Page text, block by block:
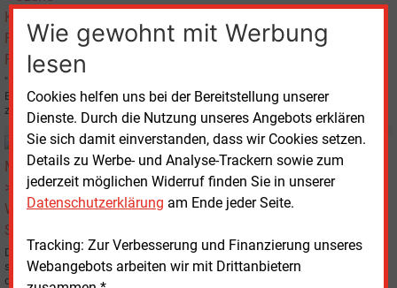
Wie gewohnt mit Werbung
lesen
Cookies helfen uns bei der Bereitstellung unserer
Dienste. Durch die Nutzung unseres Angebots erklären
Sie sich damit einverstanden, dass wir Cookies setzen.
Details zu Werbe- und Analyse-Trackern sowie zum
jederzeit möglichen Widerruf finden Sie in unserer
Datenschutzerklärung am Ende jeder Seite.
Tracking: Zur Verbesserung und Finanzierung unseres
Webangebots arbeiten wir mit Drittanbietern
"Ein brillanter Schachzug zum richtigen Zeitpunkt", so kommentiert ein
Banker das Angebot von Eon-Chef Wulf Bernotat, das Hochspannungsnetz
zu verkaufen.
Mittwoch, 19.03.2008, 11:27
E&M NETZE
Wachstumsbremse Stromnetz
Die Situation ist schwierig, die Probleme sind komplex: Die einen wollen den
schleppenden Ausbau der Stromnetze zum Anschluss von Windparks durch
den Einsatz von Erdkabeln beschleunigen, die anderen fürchten die